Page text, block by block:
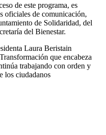
de este programa, es
oficiales de comunicación,
de Solidaridad, del
del Bienestar.
Laura Beristain
que encabeza
trabajando con orden y
los ciudadanos